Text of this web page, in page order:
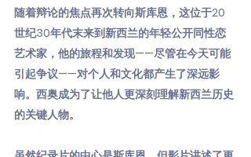
随着辩论的焦点再次转向斯库恩，这位于20
世纪30年代末来到新西兰的年轻公开同性恋
艺术家，他的旅程和发现——尽管在今天可能
引起争议——对个人和文化都产生了深远影
响。西奥成为了让他人更深刻理解新西兰历史
的关键人物。